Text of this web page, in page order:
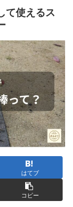
て使えるス
はてブ
コピー